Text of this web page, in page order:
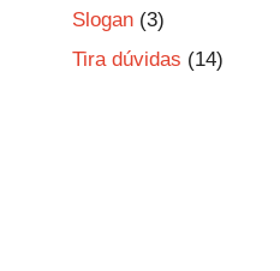
Slogan (3)
Tira dúvidas (14)